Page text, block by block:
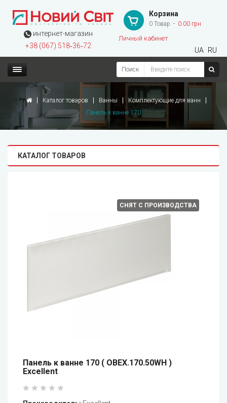
интернет-магазин
+38 (067) 518‑36‑72
Корзина
0 Товар 0.00 грн
Личный кабинет
UA RU
Поиск
Каталог товаров Ванны
Комплектующие для ванн
Панель к ванне 170
КАТАЛОГ ТОВАРОВ
СНЯТ С ПРОИЗВОДСТВА
Панель к ванне 170 ( OBEX.170.50WH )
Excellent